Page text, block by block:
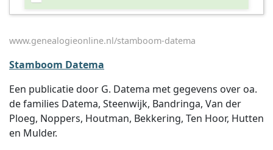
www.genealogieonline.nl/stamboom-datema
Stamboom Datema
Een publicatie door G. Datema met gegevens over oa.
de families Datema, Steenwijk, Bandringa, Van der
Ploeg, Noppers, Houtman, Bekkering, Ten Hoor, Hutten
en Mulder.